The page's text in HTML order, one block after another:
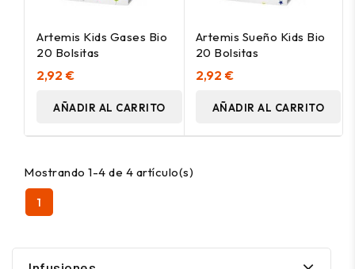
Artemis Kids Gases Bio
20 Bolsitas
2,92 €
AÑADIR AL CARRITO
Artemis Sueño Kids Bio
20 Bolsitas
2,92 €
AÑADIR AL CARRITO
Mostrando 1-4 de 4 artículo(s)
1